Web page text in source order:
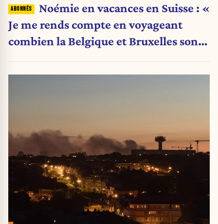
Noémie en vacances en Suisse : «
Je me rends compte en voyageant
combien la Belgique et Bruxelles sont